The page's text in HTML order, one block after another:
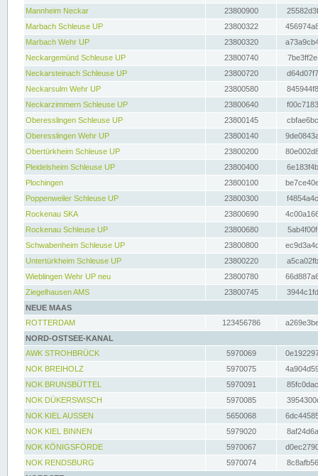
Mannheim Neckar
23800900
Marbach Schleuse UP
23800322
Marbach Wehr UP
23800320
Neckargemünd Schleuse UP
23800740
Neckarsteinach Schleuse UP
23800720
Neckarsulm Wehr UP
23800580
Neckarzimmern Schleuse UP
23800640
Oberesslingen Schleuse UP
23800145
Oberesslingen Wehr UP
23800140
Obertürkheim Schleuse UP
23800200
Pleidelsheim Schleuse UP
23800400
Plochingen
23800100
Poppenweiler Schleuse UP
23800300
Rockenau SKA
23800690
Rockenau Schleuse UP
23800680
Schwabenheim Schleuse UP
23800800
Untertürkheim Schleuse UP
23800220
Wieblingen Wehr UP neu
23800780
Ziegelhausen AMS
23800745
NEUE MAAS
ROTTERDAM
123456786
NORD-OSTSEE-KANAL
AWK STROHBRÜCK
5970069
NOK BREIHOLZ
5970075
NOK BRUNSBÜTTEL
5970091
NOK DÜKERSWISCH
5970085
NOK KIEL AUSSEN
5650068
NOK KIEL BINNEN
5979020
NOK KÖNIGSFÖRDE
5970067
NOK RENDSBURG
5970074